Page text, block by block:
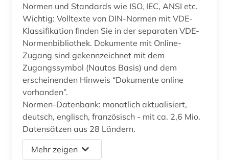
Normen und Standards wie ISO, IEC, ANSI etc.
Wichtig: Volltexte von DIN-Normen mit VDE-
Klassifikation finden Sie in der separaten VDE-
Normenbibliothek. Dokumente mit Online-
Zugang sind gekennzeichnet mit dem
Zugangssymbol (Nautos Basis) und dem
erscheinenden Hinweis “Dokumente online
vorhanden”.
Normen-Datenbank: monatlich aktualisiert,
deutsch, englisch, französisch - mit ca. 2,6 Mio.
Datensätzen aus 28 Ländern.
Mehr zeigen